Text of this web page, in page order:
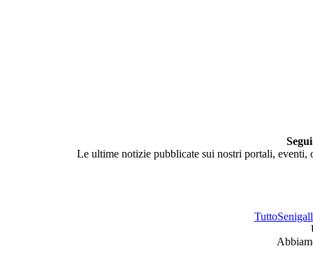
Le ultime notizie pubblicate sui nostri portali,